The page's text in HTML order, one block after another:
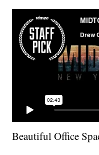
Beautiful Office